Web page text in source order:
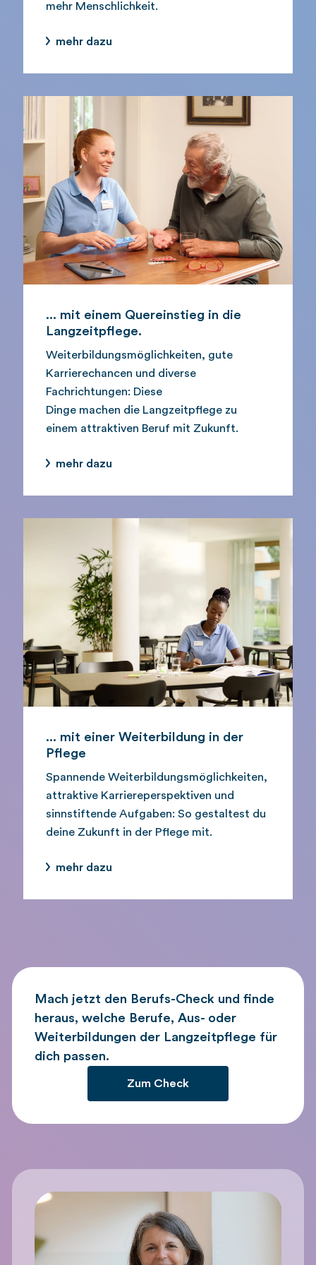
mehr Menschlichkeit.
mehr dazu
... mit einem Quereinstieg in die
Langzeitpflege.
Weiterbildungsmöglichkeiten, gute
Karrierechancen und diverse
Fachrichtungen: Diese
Dinge machen die Langzeitpflege zu
einem attraktiven Beruf mit Zukunft.
mehr dazu
... mit einer Weiterbildung in der
Pflege
Spannende Weiterbildungsmöglichkeiten,
attraktive Karriereperspektiven und
sinnstiftende Aufgaben: So gestaltest du
deine Zukunft in der Pflege mit.
mehr dazu
Mach jetzt den Berufs-Check und finde
heraus, welche Berufe, Aus- oder
Weiterbildungen der Langzeitpflege für
dich passen.
Zum Check